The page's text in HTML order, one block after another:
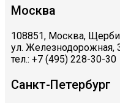
Москва
108851, Москва,
ул. Железнодорожная,
тел.: +7 (495) 228-30-30
Санкт-Петербург